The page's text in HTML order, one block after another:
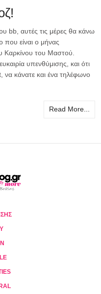
bb, αυτές τις μέρες θα κάνω
που είναι ο μήνας
Καρκίνου του Μαστού.
υπενθύμισης, και ότι
να κάνατε και ένα τηλέφωνο
Read More...